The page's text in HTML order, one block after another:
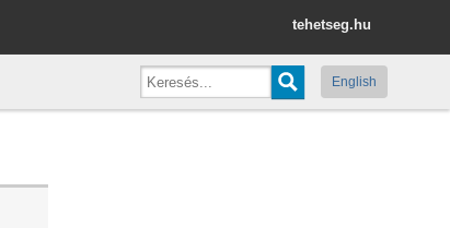
tehetseg.hu
English